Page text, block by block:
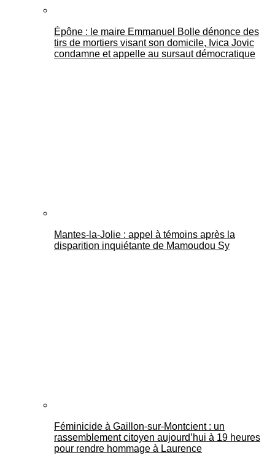
Épône : le maire Emmanuel Bolle dénonce des
tirs de mortiers visant son domicile, Ivica Jovic
condamne et appelle au sursaut démocratique
Mantes-la-Jolie : appel à témoins après la
disparition inquiétante de Mamoudou Sy
Féminicide à Gaillon‑sur‑Montcient : un
rassemblement citoyen aujourd’hui à 19 heures
pour rendre hommage à Laurence